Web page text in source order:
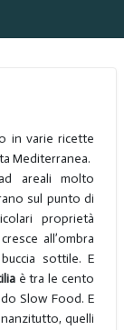
in varie ricette
Mediterranea.
areali molto
sul punto di
proprietà
all’ombra
sottile. E
è tra le cento
Slow Food. E
quelli